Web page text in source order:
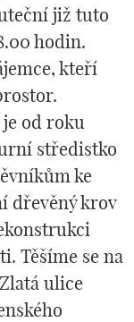
již tuto
hodin.
kteří
je od roku
středistko
ke
dřevěný krov
Těšíme se na
ulice